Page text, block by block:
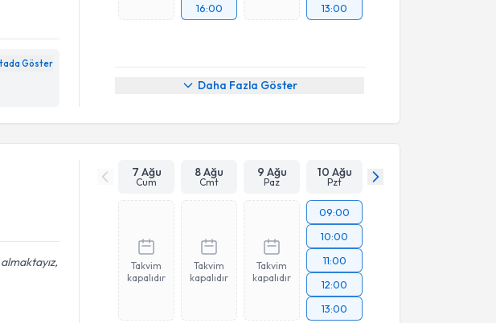
Göster
16:00
13:00
Daha Fazla Göster
7 Ağu
Cum
8 Ağu
Cmt
9 Ağu
Paz
10 Ağu
Pzt
Takvim
kapalıdır
Takvim
kapalıdır
Takvim
kapalıdır
09:00
10:00
11:00
12:00
13:00